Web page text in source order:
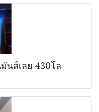
นส์เลย 430โล